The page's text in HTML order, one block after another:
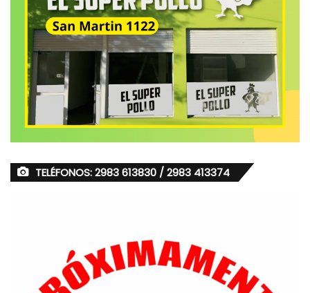
TELÉFONOS: 2983 613830 / 2983 413374